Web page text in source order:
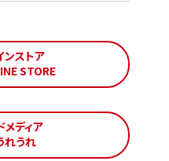
ストア
STORE
ディア
れうれ